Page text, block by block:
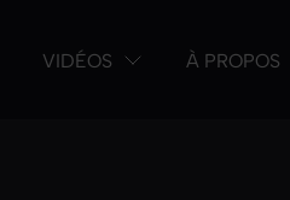
VIDÉOS À PROPOS